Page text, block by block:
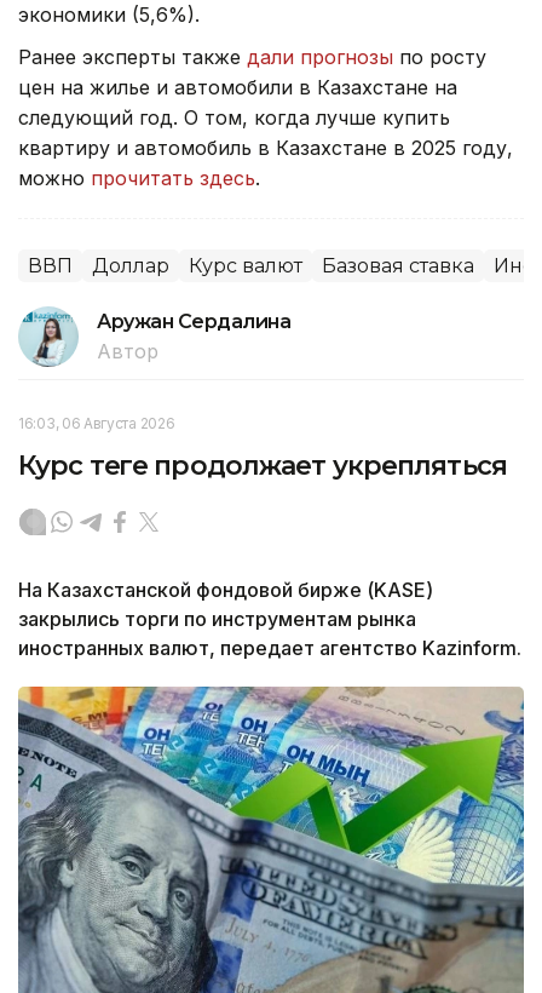
экономики (5,6%).
Ранее эксперты также дали прогнозы по росту
цен на жилье и автомобили в Казахстане на
следующий год. О том, когда лучше купить
квартиру и автомобиль в Казахстане в 2025 году,
можно прочитать здесь.
ВВП Доллар Курс валют Базовая ставка
Аружан Сердалина
Автор
16:03, 06 Августа 2026
Курс теңге продолжает укрепляться
На Казахстанской фондовой бирже (KASE)
закрылись торги по инструментам рынка
иностранных валют, передает агентство Kazinform.